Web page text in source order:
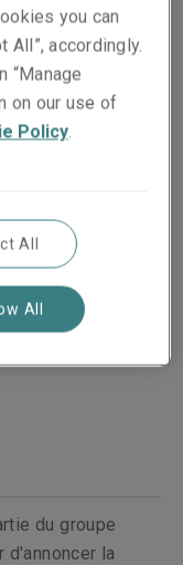
du groupe
d'annoncer la
you can
All”, accordingly.
“Manage
on our use of
Policy.
All
All